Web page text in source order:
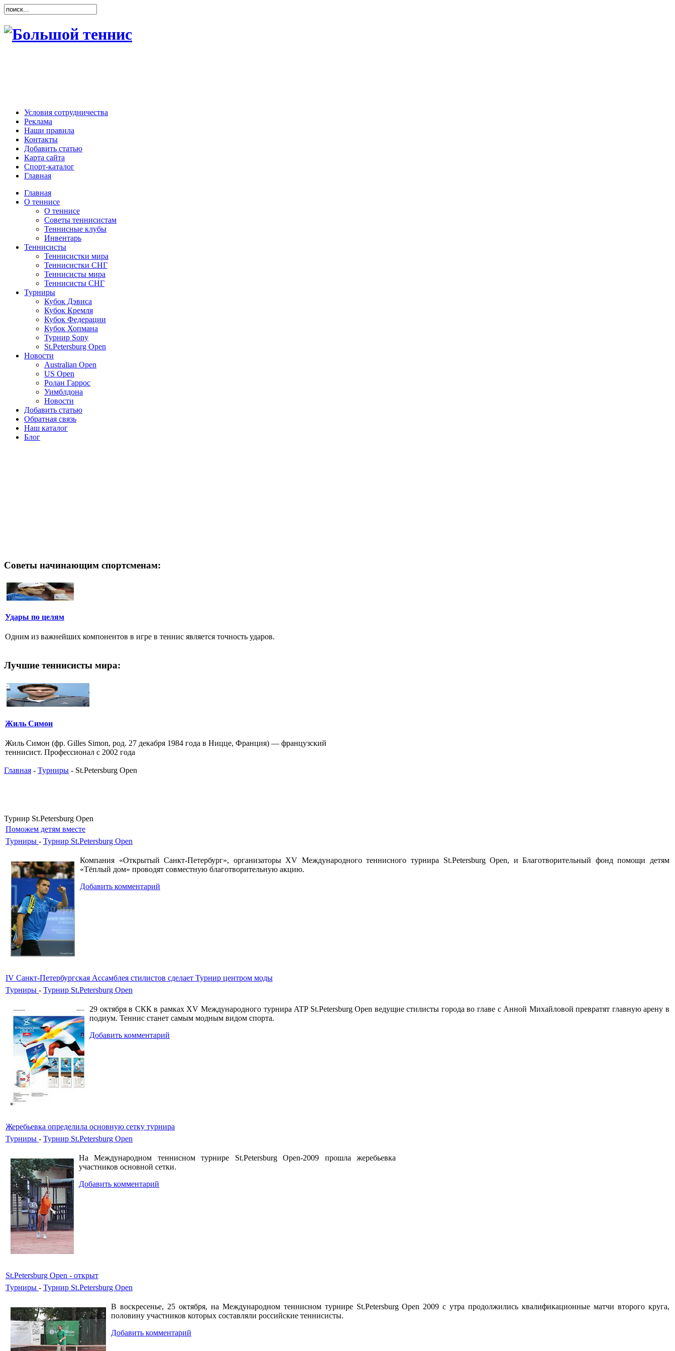
Условия сотрудничества
Реклама
Наши правила
Контакты
Добавить статью
Карта сайта
Спорт-каталог
Главная
Главная
О теннисе
О теннисе
Советы теннисистам
Теннисные клубы
Инвентарь
Теннисисты
Теннисистки мира
Теннисистки СНГ
Теннисисты мира
Теннисисты СНГ
Турниры
Кубок Дэвиса
Кубок Кремля
Кубок Федерации
Кубок Хопмана
Турнир Sony
St.Petersburg Open
Новости
Australian Open
US Open
Ролан Гаррос
Уимблдона
Новости
Добавить статью
Обратная связь
Наш каталог
Блог
Советы начинающим спортсменам:
Удары по целям
Одним из важнейших компонентов в игре в теннис является точность ударов.
Лучшие теннисисты мира:
Жиль Симон
Жиль Симон (фр. Gilles Simon, род. 27 декабря 1984 года в Ницце, Франция) — французский
теннисист. Профессионал с 2002 года
Главная - Турниры - St.Petersburg Open
Турнир St.Petersburg Open
Поможем детям вместе
Турниры - Турнир St.Petersburg Open
Компания «Открытый Санкт-Петербург», организаторы XV Международного теннисного турнира St.Petersburg Open, и Благотворительный фонд помощи детям
«Тёплый дом» проводят совместную благотворительную акцию.
Добавить комментарий
IV Санкт-Петербургская Ассамблея стилистов сделает Турнир центром моды
Турниры - Турнир St.Petersburg Open
29 октября в СКК в рамках XV Международного турнира ATP St.Petersburg Open ведущие стилисты города во главе с Анной Михайловой превратят главную арену в
подиум. Теннис станет самым модным видом спорта.
Добавить комментарий
Жеребьевка определила основную сетку турнира
Турниры - Турнир St.Petersburg Open
На Международном теннисном турнире St.Petersburg Open-2009 прошла жеребьевка
участников основной сетки.
Добавить комментарий
St.Petersburg Open - открыт
Турниры - Турнир St.Petersburg Open
В воскресенье, 25 октября, на Международном теннисном турнире St.Petersburg Open 2009 с утра продолжились квалификационные матчи второго круга,
половину участников которых составляли российские теннисисты.
Добавить комментарий